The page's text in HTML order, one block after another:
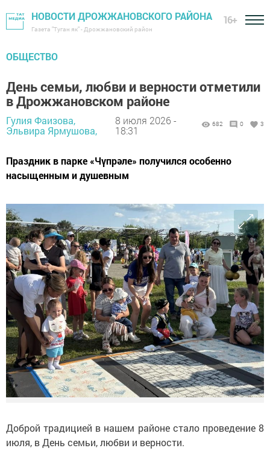
НОВОСТИ ДРОЖЖАНОВСКОГО РАЙОНА
Газета "Туган як" - Дрожжановский район
16+
ОБЩЕСТВО
День семьи, любви и верности отметили
в Дрожжановском районе
Гулия Фаизова,
Эльвира Ярмушова,
8 июля 2026 -
18:31
682 0 3
Праздник в парке «Чүпрәле» получился особенно
насыщенным и душевным
Доброй традицией в нашем районе стало проведение 8
июля, в День семьи, любви и верности.